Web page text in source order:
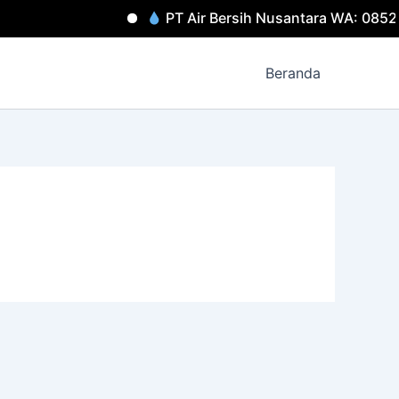
PT Air Bersih Nusantara WA:
Beranda